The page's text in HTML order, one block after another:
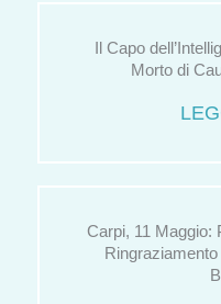
Il Capo
Morto di
Carpi, 11 Maggio: